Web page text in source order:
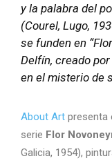
y la palabra del
(Courel, Lugo,
se funden en
Delfín, creado
en el misterio de
About Art presenta
serie Flor
Galicia, 1954),